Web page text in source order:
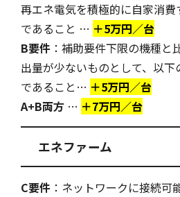
再エネ電気を積極的に自家消
であること … ＋5万円／台
B要件 ：補助要件下限の機種と
出量が少ないものとして、以
であること… ＋5万円／台
A+B両方 … ＋7万円／台
エネファーム
C要件 ：ネットワークに接続可